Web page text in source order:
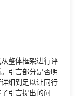
整体框架进行评
引言部分是否明
细到足以让同行
引言提出的问